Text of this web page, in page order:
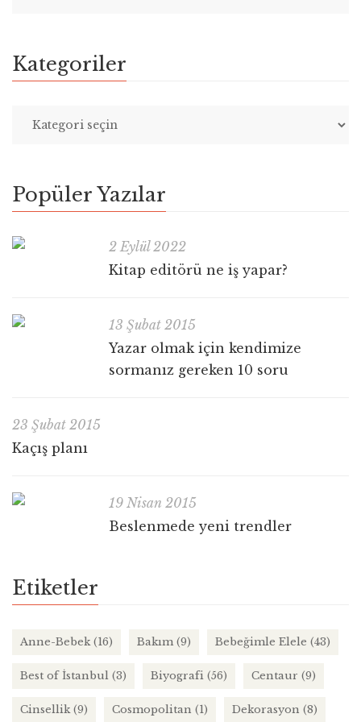
Kategoriler
Popüler Yazılar
2 Eylül 2022
Kitap editörü ne iş yapar?
13 Şubat 2015
Yazar olmak için kendimize
sormanız gereken 10 soru
23 Şubat 2015
Kaçış planı
19 Nisan 2015
Beslenmede yeni trendler
Etiketler
Anne-Bebek(16) Bakım (9) Bebeğimle Elele (43)
Best of İstanbul (3) Biyografi (56) Centaur (9)
Cinsellik(9) Cosmopolitan (1) Dekorasyon (8)